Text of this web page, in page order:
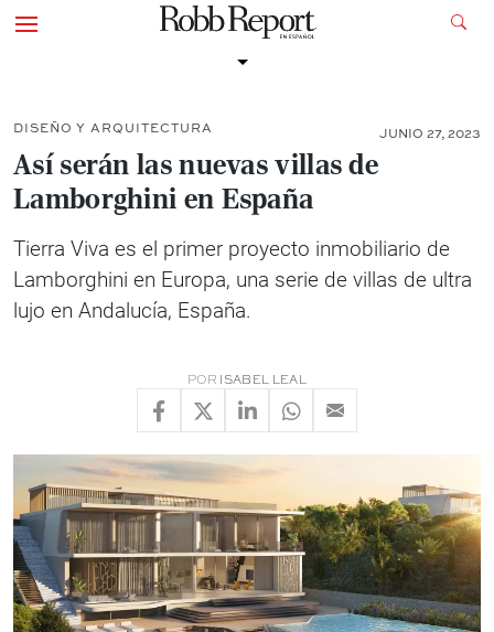
DISEÑO Y ARQUITECTURA JUNIO 27, 2023
Así serán las nuevas villas de
Lamborghini en España
Tierra Viva es el primer proyecto inmobiliario de
Lamborghini en Europa, una serie de villas de ultra
lujo en Andalucía, España.
POR ISABEL LEAL